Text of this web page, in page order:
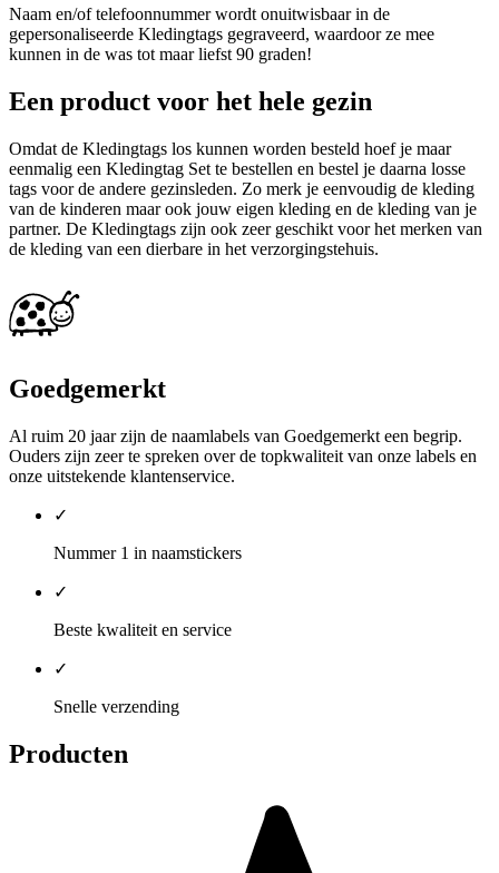
Naam en/of telefoonnummer wordt onuitwisbaar in de
gepersonaliseerde Kledingtags gegraveerd, waardoor ze mee
kunnen in de was tot maar liefst 90 graden!
Een product voor het hele gezin
Omdat de Kledingtags los kunnen worden besteld hoef je maar
eenmalig een Kledingtag Set te bestellen en bestel je daarna losse
tags voor de andere gezinsleden. Zo merk je eenvoudig de kleding
van de kinderen maar ook jouw eigen kleding en de kleding van je
partner. De Kledingtags zijn ook zeer geschikt voor het merken van
de kleding van een dierbare in het verzorgingstehuis.
Goedgemerkt
Al ruim 20 jaar zijn de naamlabels van Goedgemerkt een begrip.
Ouders zijn zeer te spreken over de topkwaliteit van onze labels en
onze uitstekende klantenservice.
✓
Nummer 1 in naamstickers
✓
Beste kwaliteit en service
✓
Snelle verzending
Producten